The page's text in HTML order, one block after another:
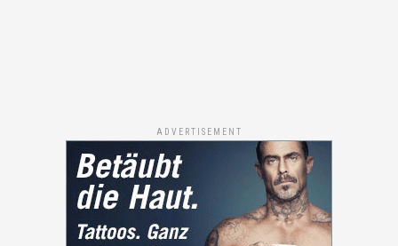
ADVERTISEMENT